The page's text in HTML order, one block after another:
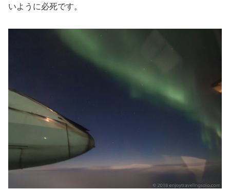
いように必死です。